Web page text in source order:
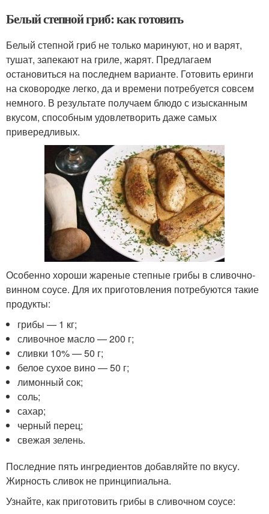
Белый степной гриб: как готовить
Белый степной гриб не только маринуют, но и варят,
тушат, запекают на гриле, жарят. Предлагаем
остановиться на последнем варианте. Готовить еринги
на сковородке легко, да и времени потребуется совсем
немного. В результате получаем блюдо с изысканным
вкусом, способным удовлетворить даже самых
привередливых.
Особенно хороши жареные степные грибы в сливочно-
винном соусе. Для их приготовления потребуются такие
продукты:
грибы — 1 кг;
сливочное масло — 200 г;
сливки 10% — 50 г;
белое сухое вино — 50 г;
лимонный сок;
соль;
сахар;
черный перец;
свежая зелень.
Последние пять ингредиентов добавляйте по вкусу.
Жирность сливок не принципиальна.
Узнайте, как приготовить грибы в сливочном соусе: